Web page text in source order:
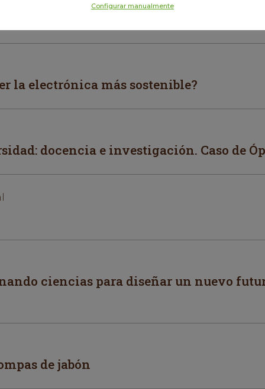
descubrir
la electrónica más sostenible?
docencia e investigación. Caso de
ciencias para diseñar un nuevo
de jabón
Configurar manualmente